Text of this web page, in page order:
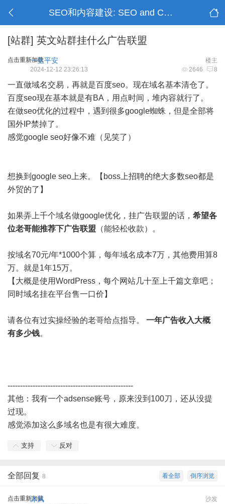
SEO和内容建设: SEO and Content Building
[站群] 英文站群挂什么广告联盟
点击重新加载 楼主
一生平安
2646 8
2024-12-12 23:26:13
一直做域名交易，再就是百度seo。现在域名基本清仓了。
百度seo现在基本就是有BA，用点时间，堆内容就行了。
在做seo优化的过程中，遇到很多google蜘蛛，但是全部将
国外IP禁掉了。
感觉google seo好像不难（见笑了）
想换到google seo上来。【boss上招聘的绝大多数seo都是
外贸的了】
如果弄上千个域名做google优化，挂广告联盟的话， 希望各
位老哥能推荐下广告联盟 （能轻松收款）。
按域名70元/年*1000个算，每年域名成本7万，其他费用算8
万。就是1年15万。
【大概是使用WordPress，每个网站几十至上千篇文章吧；
同时域名挂在平台售一口价】
请各位有过实操经验的老哥给点指导。 一年广告收入大概
有多少钱。
--------------------------------------------------
其他：我有一个adsense账号，原来没到100刀，还从没提
过现。
感觉添加这么多域名也是有很大难度。
支持 反对
倒序浏览
看全部
全部回复 8
点击重新加载 沙发
沐风